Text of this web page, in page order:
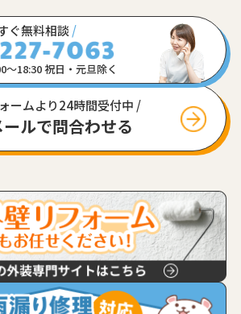
ぐ無料相談/
〜18:30 祝日・元旦除く
ームより24時間受付中 /
ールで問合わせる